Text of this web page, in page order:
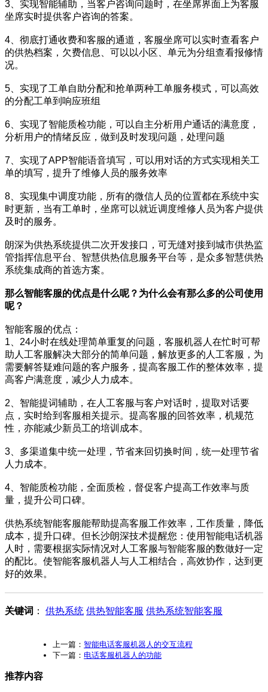
3、实现智能辅助，当客户咨询问题时，在坐席界面上为客服
坐席实时提供客户咨询的答案。
4、彻底打通收费和客服的通道，客服坐席可以实时查看客户
的供热档案，欠费信息、可以以小区、单元为分组查看报修情
况。
5、实现了工单自助分配和抢单两种工单服务模式，可以高效
的分配工单到响应班组
6、实现了智能质检功能，可以自主分析用户通话的满意度，
分析用户的情绪反应，做到及时发现问题，处理问题
7、实现了APP智能语音填写，可以用对话的方式实现相关工
单的填写，提升了维修人员的服务效率
8、实现集中调度功能，所有的微信人员的位置都在系统中实
时更新，当有工单时，坐席可以就近调度维修人员为客户提供
及时的服务。
朗深为供热系统提供二次开发接口，可无缝对接到城市供热监
管指挥信息平台、智慧供热信息服务平台等，是众多智慧供热
系统集成商的首选方案。
那么智能客服的优点是什么呢？为什么会有那么多的公司使用
呢？
智能客服的优点：
1、24小时在线处理简单重复的问题，客服机器人在忙时可帮
助人工客服解决大部分的简单问题，解放更多的人工客服，为
需要解答疑难问题的客户服务，提高客服工作的整体效率，提
高客户满意度，减少人力成本。
2、智能提词辅助，在人工客服与客户对话时，提取对话要
点，实时给到客服相关提示。提高客服的回答效率，机规范
性，亦能减少新员工的培训成本。
3、多渠道集中统一处理，节省来回切换时间，统一处理节省
人力成本。
4、智能质检功能，全面质检，督促客户提高工作效率与质
量，提升公司口碑。
供热系统智能客服能帮助提高客服工作效率，工作质量，降低
成本，提升口碑。但长沙朗深技术提醒您：使用智能电话机器
人时，需要根据实际情况对人工客服与智能客服的数做好一定
的配比。使智能客服机器人与人工相结合，高效协作，达到更
好的效果。
关键词 ： 供热系统 供热智能客服 供热系统智能客服
上一篇： 智能电话客服机器人的交互流程
下一篇： 电话客服机器人的功能
推荐内容